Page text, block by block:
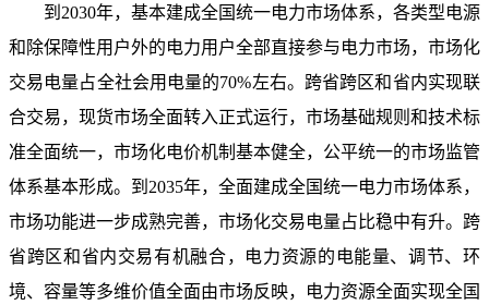
到2030年，基本建成全国统一电力市场体系，各类型电源
和除保障性用户外的电力用户全部直接参与电力市场，市场化
交易电量占全社会用电量的70%左右。跨省跨区和省内实现联
合交易，现货市场全面转入正式运行，市场基础规则和技术标
准全面统一，市场化电价机制基本健全，公平统一的市场监管
体系基本形成。到2035年，全面建成全国统一电力市场体系，
市场功能进一步成熟完善，市场化交易电量占比稳中有升。跨
省跨区和省内交易有机融合，电力资源的电能量、调节、环
境、容量等多维价值全面由市场反映，电力资源全面实现全国